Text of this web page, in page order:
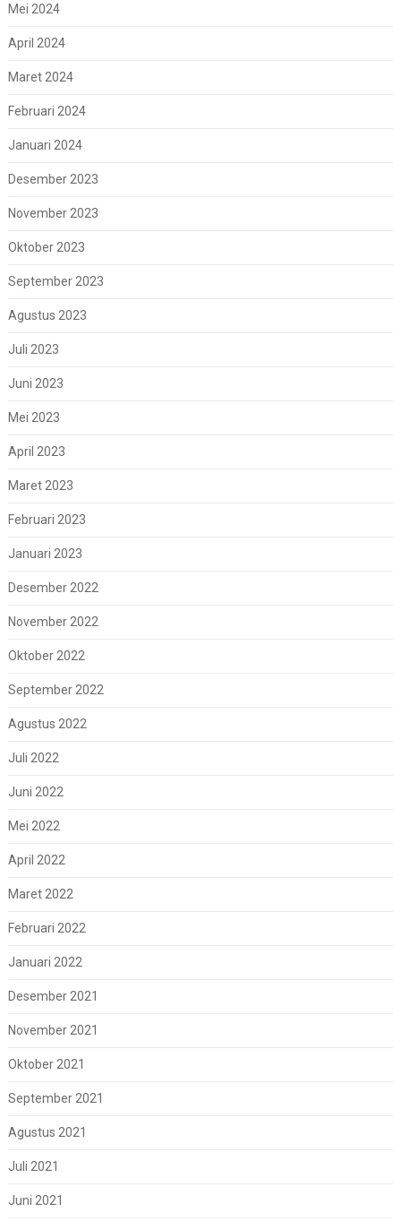
Mei 2024
April 2024
Maret 2024
Februari 2024
Januari 2024
Desember 2023
November 2023
Oktober 2023
September 2023
Agustus 2023
Juli 2023
Juni 2023
Mei 2023
April 2023
Maret 2023
Februari 2023
Januari 2023
Desember 2022
November 2022
Oktober 2022
September 2022
Agustus 2022
Juli 2022
Juni 2022
Mei 2022
April 2022
Maret 2022
Februari 2022
Januari 2022
Desember 2021
November 2021
Oktober 2021
September 2021
Agustus 2021
Juli 2021
Juni 2021